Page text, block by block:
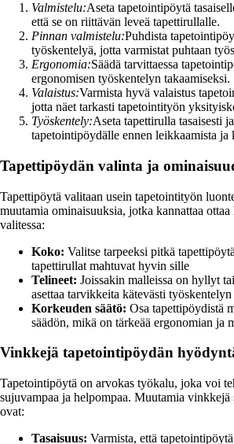
Valmistelu:Aseta tapetointipöytä
että se on riittävän leveä tapettirullalle.
Pinnan valmistelu:Puhdista
työskentelyä, jotta varmistat puhtaan
Ergonomia:Säädä tarvittaessa
ergonomisen työskentelyn takaamiseksi.
Valaistus:Varmista hyvä valaistus
jotta näet tarkasti tapetointityön
Työskentely:Aseta tapettirulla tasaisesti
tapetointipöydälle ennen leikkaamista ja
Tapettipöydän valinta ja
Tapettipöytä valitaan usein tapetointityön
muutamia ominaisuuksia, jotka kannattaa
valitessa:
Koko: Valitse tarpeeksi pitkä
tapettirullat mahtuvat hyvin sille
Telineet: Joissakin malleissa on hyllyt
asettaa tarvikkeita kätevästi työskentelyn
Korkeuden säätö: Osa tapettipöydistä
säädön, mikä on tärkeää ergonomian ja
Vinkkejä tapetointipöydän
Tapetointipöytä on arvokas työkalu, joka voi
sujuvampaa ja helpompaa. Muutamia vinkkejä
ovat:
Tasaisuus: Varmista, että